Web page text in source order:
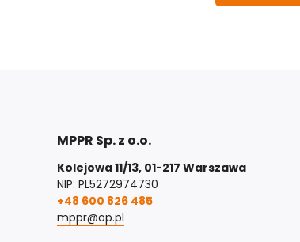
MPPR Sp. z o.o.
Kolejowa 11/13, 01-217 Warszawa
NIP: PL5272974730
+48 600 826 485
mppr@op.pl